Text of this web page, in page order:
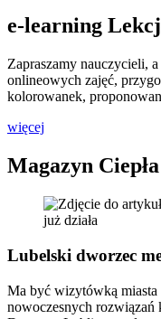
e-learning
Zapraszamy nauczycieli,
onlineowych zajęć,
kolorowanek,
więcej
Magazyn
Lubelski dworzec
Ma być wizytówką miasta
nowoczesnych